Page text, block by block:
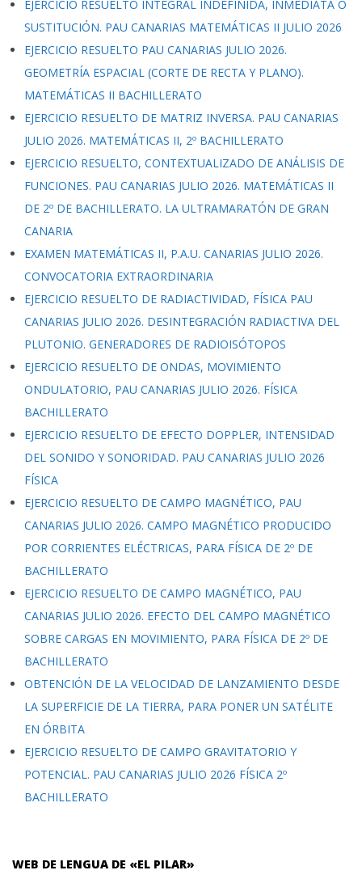
EJERCICIO RESUELTO INTEGRAL INDEFINIDA, INMEDIATA O
SUSTITUCIÓN. PAU CANARIAS MATEMÁTICAS II JULIO 2026
EJERCICIO RESUELTO PAU CANARIAS JULIO 2026.
GEOMETRÍA ESPACIAL (CORTE DE RECTA Y PLANO).
MATEMÁTICAS II BACHILLERATO
EJERCICIO RESUELTO DE MATRIZ INVERSA. PAU CANARIAS
JULIO 2026. MATEMÁTICAS II, 2º BACHILLERATO
EJERCICIO RESUELTO, CONTEXTUALIZADO DE ANÁLISIS DE
FUNCIONES. PAU CANARIAS JULIO 2026. MATEMÁTICAS II
DE 2º DE BACHILLERATO. LA ULTRAMARATÓN DE GRAN
CANARIA
EXAMEN MATEMÁTICAS II, P.A.U. CANARIAS JULIO 2026.
CONVOCATORIA EXTRAORDINARIA
EJERCICIO RESUELTO DE RADIACTIVIDAD, FÍSICA PAU
CANARIAS JULIO 2026. DESINTEGRACIÓN RADIACTIVA DEL
PLUTONIO. GENERADORES DE RADIOISÓTOPOS
EJERCICIO RESUELTO DE ONDAS, MOVIMIENTO
ONDULATORIO, PAU CANARIAS JULIO 2026. FÍSICA
BACHILLERATO
EJERCICIO RESUELTO DE EFECTO DOPPLER, INTENSIDAD
DEL SONIDO Y SONORIDAD. PAU CANARIAS JULIO 2026
FÍSICA
EJERCICIO RESUELTO DE CAMPO MAGNÉTICO, PAU
CANARIAS JULIO 2026. CAMPO MAGNÉTICO PRODUCIDO
POR CORRIENTES ELÉCTRICAS, PARA FÍSICA DE 2º DE
BACHILLERATO
EJERCICIO RESUELTO DE CAMPO MAGNÉTICO, PAU
CANARIAS JULIO 2026. EFECTO DEL CAMPO MAGNÉTICO
SOBRE CARGAS EN MOVIMIENTO, PARA FÍSICA DE 2º DE
BACHILLERATO
OBTENCIÓN DE LA VELOCIDAD DE LANZAMIENTO DESDE
LA SUPERFICIE DE LA TIERRA, PARA PONER UN SATÉLITE
EN ÓRBITA
EJERCICIO RESUELTO DE CAMPO GRAVITATORIO Y
POTENCIAL. PAU CANARIAS JULIO 2026 FÍSICA 2º
BACHILLERATO
WEB DE LENGUA DE «EL PILAR»